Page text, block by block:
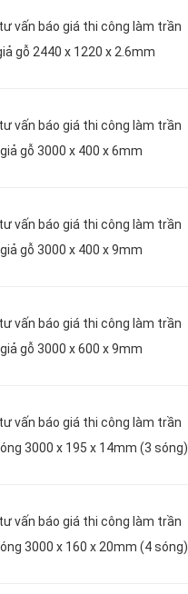
vấn báo giá thi công làm trần
gỗ 2440 x 1220 x 2.6mm
vấn báo giá thi công làm trần
gỗ 3000 x 400 x 6mm
vấn báo giá thi công làm trần
gỗ 3000 x 400 x 9mm
vấn báo giá thi công làm trần
gỗ 3000 x 600 x 9mm
vấn báo giá thi công làm trần
3000 x 195 x 14mm (3 sóng)
vấn báo giá thi công làm trần
3000 x 160 x 20mm (4 sóng)